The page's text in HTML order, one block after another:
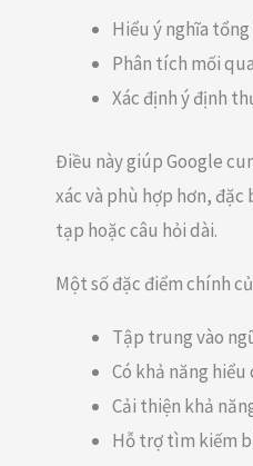
Hiểu ý nghĩa
Phân tích mối
Xác định ý định
Điều này giúp Google
xác và phù hợp hơn,
tạp hoặc câu hỏi dài.
Một số đặc điểm chính
Tập trung vào
Có khả năng
Cải thiện khả
Hỗ trợ tìm kiếm